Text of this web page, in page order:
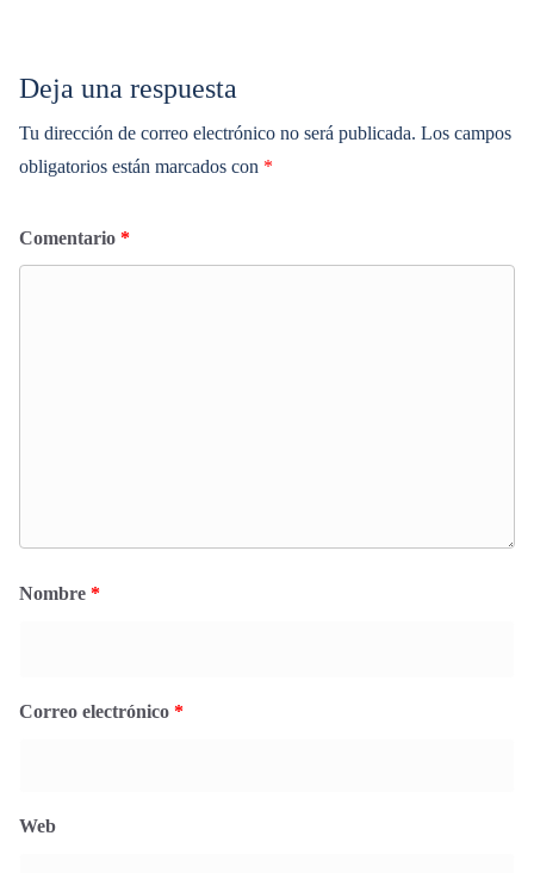
Deja una respuesta
Tu dirección de correo electrónico no será publicada. Los campos
obligatorios están marcados con *
Comentario *
Nombre *
Correo electrónico *
Web